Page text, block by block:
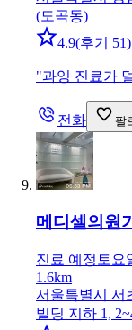
(도곡동)
4.9(후기 51)
"과잉 진료가
전화 팔
메디셀의원
진료 예정 토요
1.6km
서울특별시 서
빌딩 지하 1,